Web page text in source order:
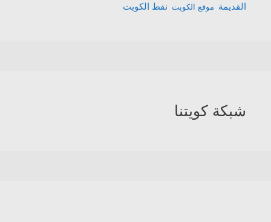
القديمة موقع الكويت نفط الكويت
شبكة كويتنا